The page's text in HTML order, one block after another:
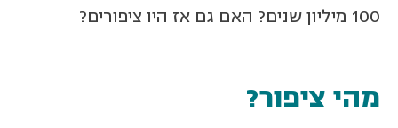
100 מיליון שנים? האם גם אז היו ציפורים?
מהי ציפור?